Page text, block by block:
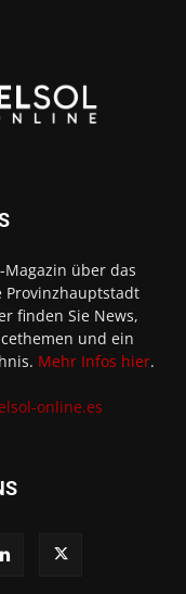
über das
finden Sie News,
und ein
Mehr Infos hier.
online.es